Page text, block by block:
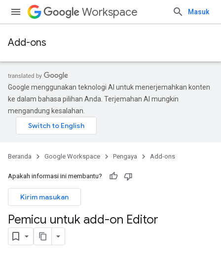
Workspace Masuk
Add-ons
Google menggunakan teknologi AI untuk menerjemahkan konten
ke dalam bahasa pilihan Anda. Terjemahan AI mungkin
mengandung kesalahan.
Beranda Google Workspace Pengaya Add-ons
Apakah informasi ini membantu?
Kirim masukan
Pemicu untuk add-on Editor